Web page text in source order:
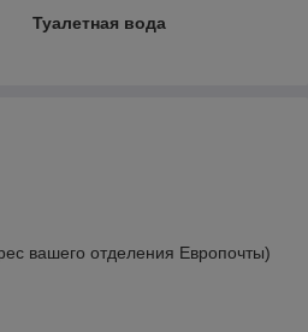
Туалетная вода
вашего отделения Европочты)